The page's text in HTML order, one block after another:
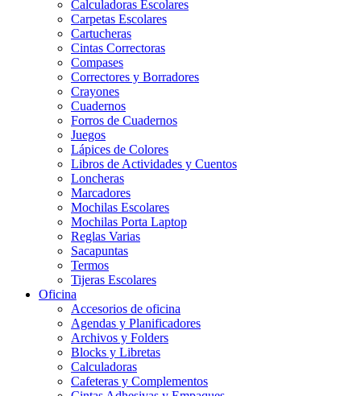
Calculadoras Escolares
Carpetas Escolares
Cartucheras
Cintas Correctoras
Compases
Correctores y Borradores
Crayones
Cuadernos
Forros de Cuadernos
Juegos
Lápices de Colores
Libros de Actividades y Cuentos
Loncheras
Marcadores
Mochilas Escolares
Mochilas Porta Laptop
Reglas Varias
Sacapuntas
Termos
Tijeras Escolares
Oficina
Accesorios de oficina
Agendas y Planificadores
Archivos y Folders
Blocks y Libretas
Calculadoras
Cafeteras y Complementos